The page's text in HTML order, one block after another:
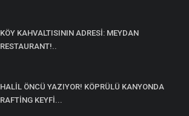
KÖY KAHVALTISININ ADRESİ: MEYDAN
RESTAURANT!..
HALİL ÖNCÜ YAZIYOR! KÖPRÜLÜ KANYONDA
RAFTİNG KEYFİ...